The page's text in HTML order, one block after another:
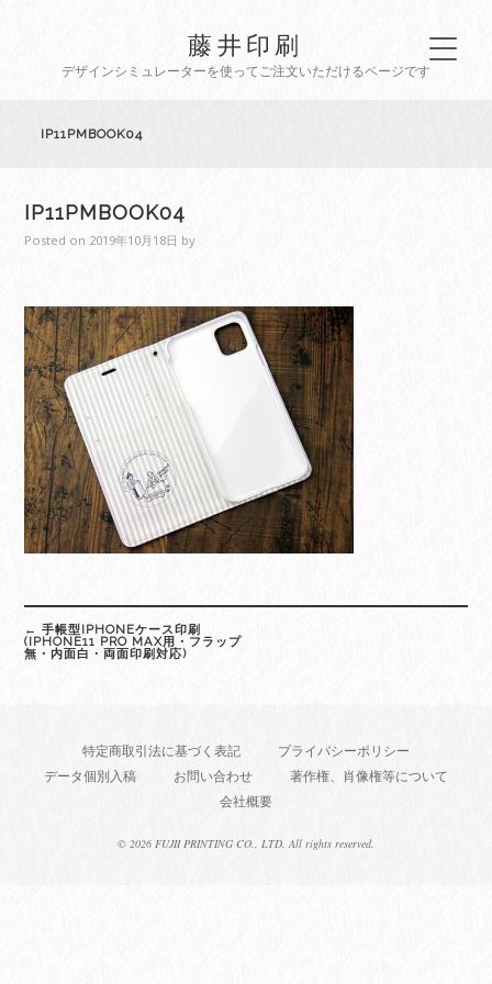
藤井印刷
デザインシミュレーターを使ってご注文いただけるページです
IP11PMBOOK04
IP11PMBOOK04
Posted on 2019年10月18日 by
navigation
← 手帳型IPHONEケース印刷
(IPHONE11 PRO MAX用・フラップ
無・内面白・両面印刷対応)
特定商取引法に基づく表記
プライバシーポリシー
データ個別入稿
お問い合わせ
著作権、肖像権等について
会社概要
© 2026 FUJII PRINTING CO., LTD. All rights reserved.